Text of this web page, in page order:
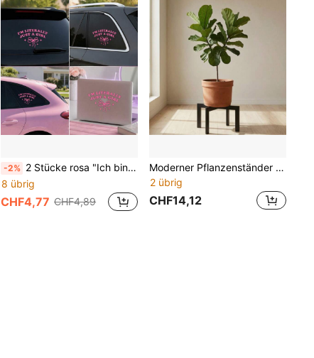
-2% 2 Stücke rosa "Ich bin buchstäblich nur ein Mädchen" Autoaufkleber, süße ästhetische Vinylaufkleber für Autofenster, mädchenhafte Autodekoration
8 übrig
CHF4,77 CHF4,89
Moderner Pflanzenständer aus schwarzem Metall, 12 Zoll Blumenhalter, minimalistische Heim- und Hochzeitsdekoration
2 übrig
CHF14,12